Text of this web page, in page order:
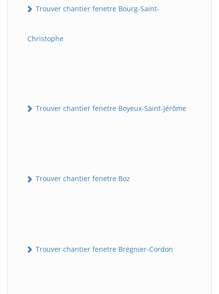
Trouver chantier fenetre Bourg-Saint-
Christophe
Trouver chantier fenetre Boyeux-Saint-Jérôme
Trouver chantier fenetre Boz
Trouver chantier fenetre Brégnier-Cordon